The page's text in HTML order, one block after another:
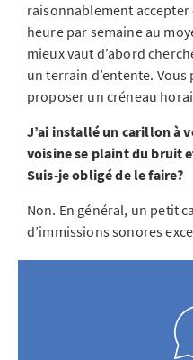
raisonnablement
heure par semaine au
mieux vaut d’abord
un terrain d’entente.
proposer un créneau
J’ai installé un carillon à
voisine se plaint du bruit
Suis-je obligé de le faire?
Non. En général, un petit
d’immissions sonores